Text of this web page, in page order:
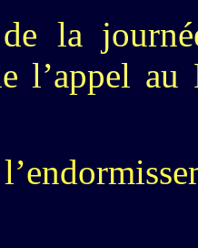
la
l’appel